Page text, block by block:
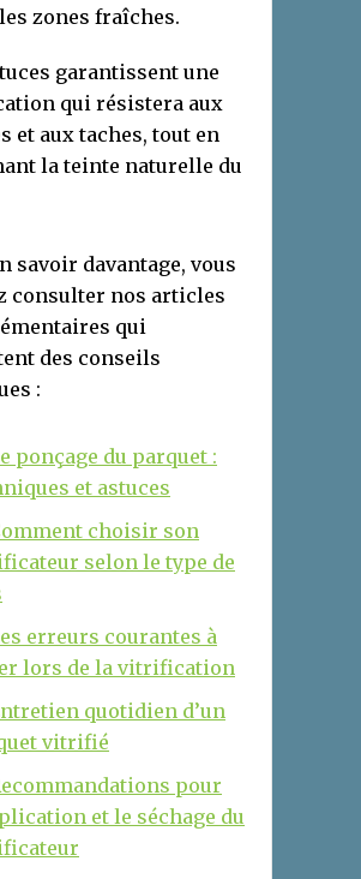
zones fraîches.
garantissent une
qui résistera aux
et aux taches, tout en
la teinte naturelle du
savoir davantage, vous
consulter nos articles
qui
des conseils
:
ponçage du parquet :
et astuces
choisir son
selon le type de
erreurs courantes à
lors de la vitrification
quotidien d’un
vitrifié
pour
et le séchage du